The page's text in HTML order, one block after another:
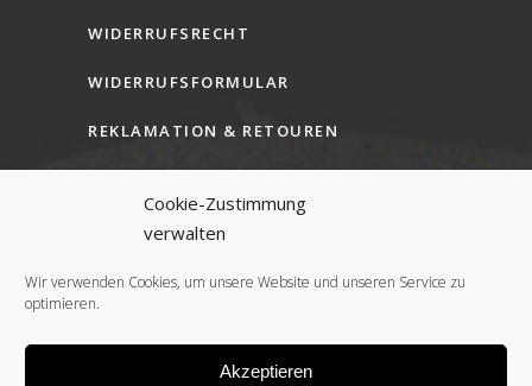
Cookie-Zustimmung
verwalten
Wir verwenden Cookies, um unsere Website und unseren Service zu
optimieren.
Akzeptieren
WIDERRUFSRECHT
WIDERRUFSFORMULAR
REKLAMATION & RETOUREN
AGB (B2B)
COOKIE-RICHTLINIE (EU)